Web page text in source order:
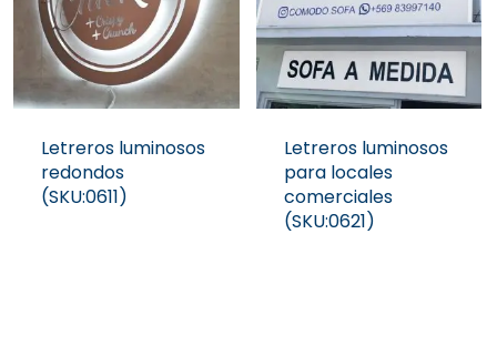
Letreros luminosos
redondos
(SKU:0611)
Letreros luminosos
para locales
comerciales
(SKU:0621)